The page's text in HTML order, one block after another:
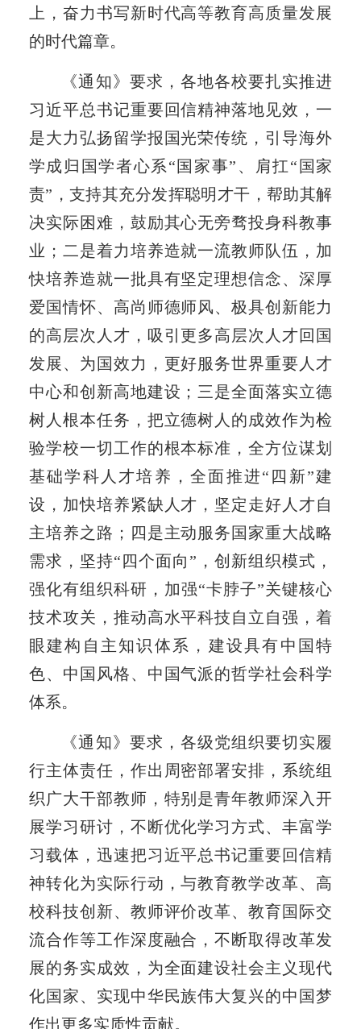
上，奋力书写新时代高等教育高质量发展
的时代篇章。
《通知》要求，各地各校要扎实推进
习近平总书记重要回信精神落地见效，一
是大力弘扬留学报国光荣传统，引导海外
学成归国学者心系“国家事”、肩扛“国家
责”，支持其充分发挥聪明才干，帮助其解
决实际困难，鼓励其心无旁骛投身科教事
业；二是着力培养造就一流教师队伍，加
快培养造就一批具有坚定理想信念、深厚
爱国情怀、高尚师德师风、极具创新能力
的高层次人才，吸引更多高层次人才回国
发展、为国效力，更好服务世界重要人才
中心和创新高地建设；三是全面落实立德
树人根本任务，把立德树人的成效作为检
验学校一切工作的根本标准，全方位谋划
基础学科人才培养，全面推进“四新”建
设，加快培养紧缺人才，坚定走好人才自
主培养之路；四是主动服务国家重大战略
需求，坚持“四个面向”，创新组织模式，
强化有组织科研，加强“卡脖子”关键核心
技术攻关，推动高水平科技自立自强，着
眼建构自主知识体系，建设具有中国特
色、中国风格、中国气派的哲学社会科学
体系。
《通知》要求，各级党组织要切实履
行主体责任，作出周密部署安排，系统组
织广大干部教师，特别是青年教师深入开
展学习研讨，不断优化学习方式、丰富学
习载体，迅速把习近平总书记重要回信精
神转化为实际行动，与教育教学改革、高
校科技创新、教师评价改革、教育国际交
流合作等工作深度融合，不断取得改革发
展的务实成效，为全面建设社会主义现代
化国家、实现中华民族伟大复兴的中国梦
作出更多实质性贡献。